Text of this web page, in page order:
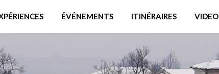
ÉVÉNEMENTS ITINÉRAIRES VIDEO